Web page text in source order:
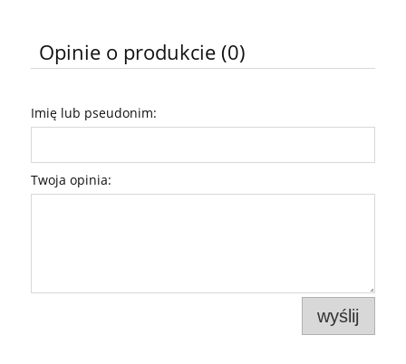
Opinie o produkcie (0)
Imię lub pseudonim:
Twoja opinia:
wyślij